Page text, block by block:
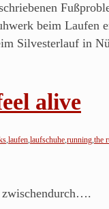
beim Laufen
Silvesterlauf in
alive
laufen laufschuhe running the
zwischendurch….